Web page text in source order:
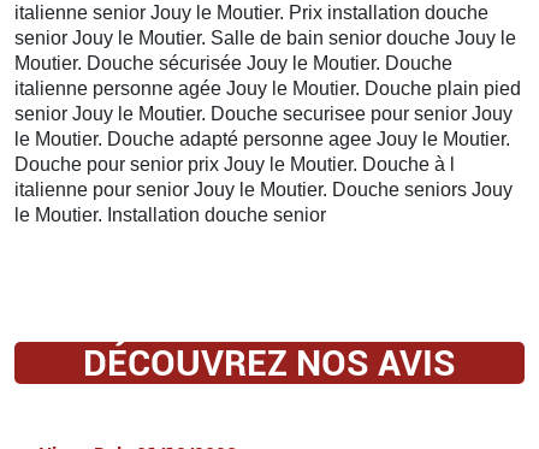
italienne senior Jouy le Moutier. Prix installation douche
senior Jouy le Moutier. Salle de bain senior douche Jouy le
Moutier. Douche sécurisée Jouy le Moutier. Douche
italienne personne agée Jouy le Moutier. Douche plain pied
senior Jouy le Moutier. Douche securisee pour senior Jouy
le Moutier. Douche adapté personne agee Jouy le Moutier.
Douche pour senior prix Jouy le Moutier. Douche à l
italienne pour senior Jouy le Moutier. Douche seniors Jouy
le Moutier. Installation douche senior
DÉCOUVREZ NOS AVIS